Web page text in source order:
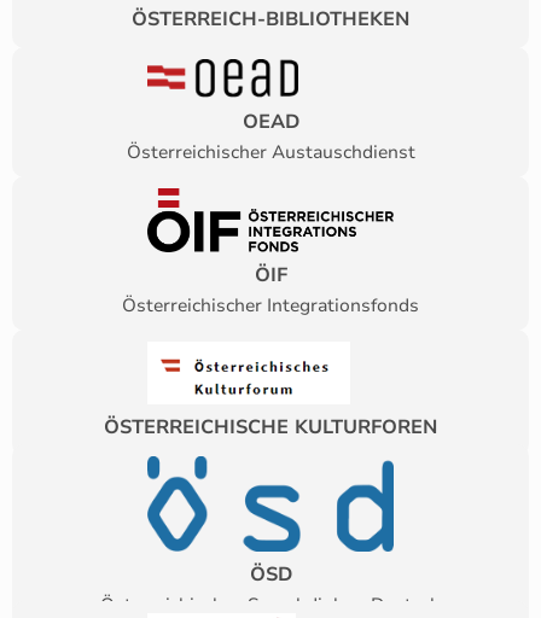
ÖSTERREICH-BIBLIOTHEKEN
OEAD
Österreichischer Austauschdienst
ÖIF
Österreichischer Integrationsfonds
ÖSTERREICHISCHE KULTURFOREN
ÖSD
Österreichisches Sprachdiplom Deutsch